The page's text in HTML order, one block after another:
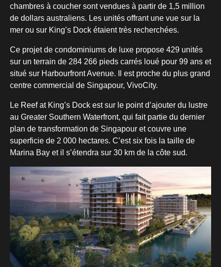
chambres à coucher sont vendues à partir de 1,5 million
de dollars australiens. Les unités offrant une vue sur la
mer ou sur King’s Dock étaient très recherchées.
Ce projet de condominiums de luxe propose 429 unités
sur un terrain de 284 266 pieds carrés loué pour 99 ans et
situé sur Harbourfront Avenue. Il est proche du plus grand
centre commercial de Singapour, VivoCity.
Le Reef at King’s Dock est sur le point d’ajouter du lustre
au Greater Southern Waterfront, qui fait partie du dernier
plan de transformation de Singapour et couvre une
superficie de 2 000 hectares. C’est six fois la taille de
Marina Bay et il s’étendra sur 30 km de la côte sud.